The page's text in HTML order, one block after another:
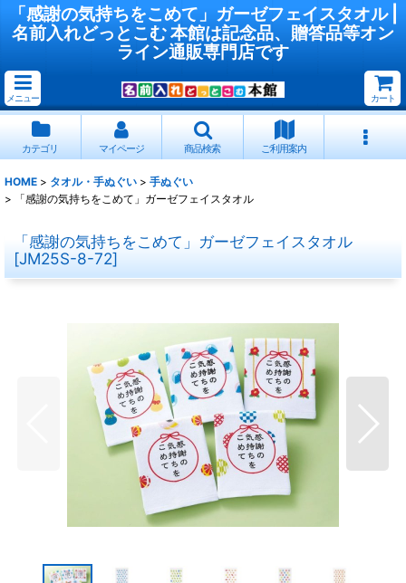
「感謝の気持ちをこめて」ガーゼフェイスタオル |
名前入れどっとこむ 本館は記念品、贈答品等オン
ライン通販専門店です
メニュー カート
カテゴリ マイページ 商品検索 ご利用案内
HOME > タオル・手ぬぐい > 手ぬぐい
>
「感謝の気持ちをこめて」ガーゼフェイスタオル
「感謝の気持ちをこめて」ガーゼフェイスタオル
[JM25S-8-72]